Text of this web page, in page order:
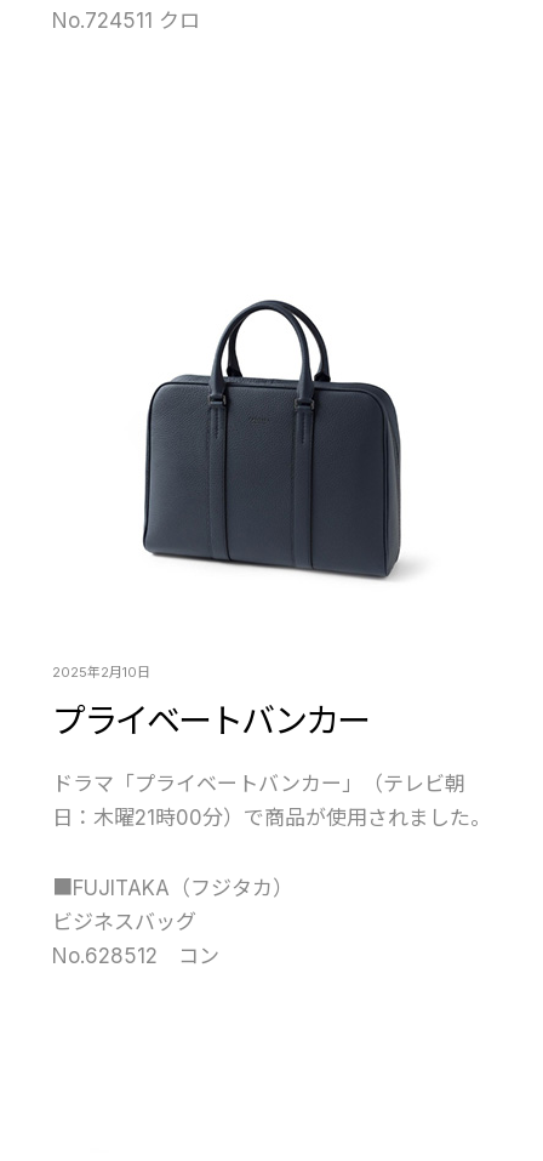
No.724511 クロ
2025年2月10日
プライベートバンカー
ドラマ「プライベートバンカー」（テレビ朝
日：木曜21時00分）で商品が使用されました。
■FUJITAKA（フジタカ）
ビジネスバッグ
No.628512 コン